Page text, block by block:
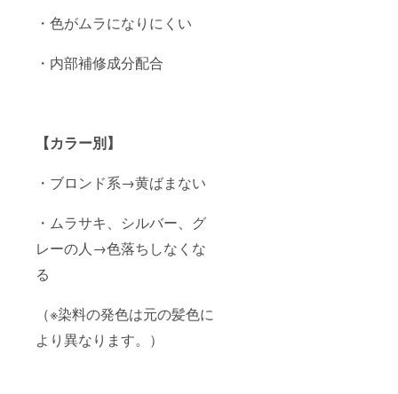
・色がムラになりにくい
・内部補修成分配合
【カラー別】
・ブロンド系→黄ばまない
・ムラサキ、シルバー、グ
レーの人→色落ちしなくな
る
（※染料の発色は元の髪色に
より異なります。）